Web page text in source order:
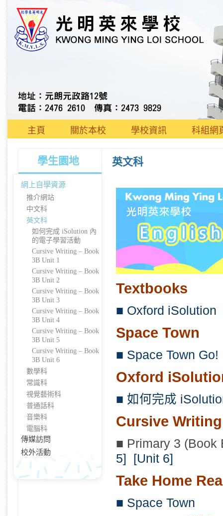
主頁 關於本校 學校資訊 科組網
學生園地 英文科
網上自學資源
推介網站
中文科
英文科
如何完成 iSolution 內
的電子學習活動
Cursive Writing – Book
3B Unit 1
Cursive Writing – Book
3B Unit 2
Cursive Writing – Book
3B Unit 3
Cursive Writing – Book
3B Unit 4
Cursive Writing – Book
3B Unit 5
Cursive Writing – Book
3B Unit 6
數學科
常識科
視覺藝術科
普通話科
音樂科
電腦科
傳媒訪問
校外活動
Textbooks
■ Oxford iSolution
Space Town
■ Space Town Go!
Oxford
■ 如何完成
Cursive Writing
■ Primary 3 (Book
5]
[Unit 6]
Take Home
■ Space Town